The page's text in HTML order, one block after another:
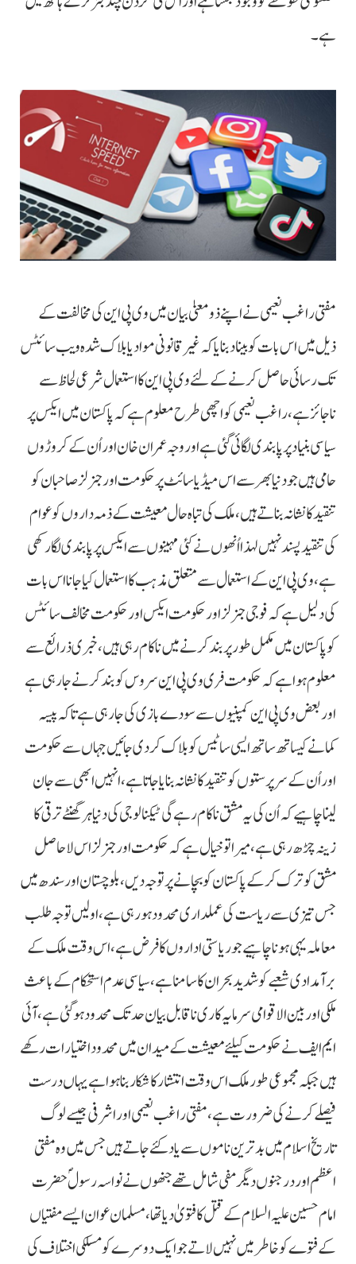
ہے۔
مفتی راغب نعیمی نے اپنے ذو معنیٰ بیان میں وی پی این کی مخالفت کے
ذیل میں اس بات کو بیناد بنایا کہ غیرقانونی مواد یا بلاک شدہ ویب سائٹس
تک رسائی حاصل کرنے کے لئے وی پی این کا استعمال شرعی لحاظ سے
ناجائز ہے، راغب نعیمی کو اچھی طرح معلوم ہے کہ پاکستان میں ایکس پر
سیاسی بنیاد پر پابندی لگائی گئی ہے اور وجہ عمران خان اور اُن کے کروڑوں
حامی ہیں جو دنیا بھر سے اس میڈیا سائٹ پر حکومت اور جنرلز صاحبان کو
تنقید کا نشانہ بناتے ہیں، ملک کی تباہ حال معیشت کے ذمہ داروں کو عوام
کی تنقید پسند نہیں لہذا اُنھوں نے کئی مہینوں سے ایکس پر پابندی لگا رکھی
ہے، وی پی این کے استعمال سے متعلق مذہب کا استعمال کیا جانا اس بات
کی دلیل ہے کہ فوجی جنرلز اور حکومت ایکس اور حکومت مخالف سائٹس
کو پاکستان میں مکمل طور پر بند کرنے میں ناکام رہی ہیں، خبری ذرائع سے
معلوم ہوا ہے کہ حکومت فری وی پی این سروس کو بند کرنے جارہی ہے
اور بعض وی پی این کمپنیوں سے سودے بازی کی جارہی ہے تاکہ پیسہ
کمانے کیساتھ ساتھ ایسی ساٹیس کو بلاک کردی جائیں جہاں سے حکومت
اور اُن کے سرپرستوں کو تنقید کا نشانہ بنایا جاتا ہے، انہیں ابھی سے جان
لینا چاہیے کہ اُن کی یہ مشق ناکام رہے گی ٹیکنالوجی کی دنیا ہر گھنٹے ترقی کا
زینہ چڑھ رہی ہے، میرا تو خیال ہے کہ حکومت اور جنرلز اس لاحاصل
مشق کو ترک کرکے پاکستان کو بچانے پر توجہ دیں، بلوچستان اور سندھ میں
جس تیزی سے ریاست کی عملداری محدود ہورہی ہے، اولیں توجہ طلب
معاملہ یہی ہونا چاہیے جو ریاستی اداروں کا فرض ہے، اس وقت ملک کے
برآمدادی شعبے کو شدید بحران کا سامنا ہے، سیاسی عدم استحکام کے باعث
ملکی اور بین الاقوامی سرمایہ کاری ناقابل بیان حد تک محدود ہوگئی ہے، آئی
ایم ایف نے حکومت کیلئے معیشت کے میدان میں محدود اختیارات رکھے
ہیں جبکہ مجموعی طور ملک اس وقت انتشار کا شکار بنا ہوا ہے یہاں درست
فیصلے کرنے کی ضرورت ہے، مفتی راغب نعیمی اور اشرفی جیسے لوگ
تاریخ اسلام میں بدترین ناموں سے یاد کئے جاتے ہیں جس میں وہ مفتی
اعظم اور درجنوں دیگر مفی شامل تھے جنھوں نے نواسہ رسولؐ حضرت
امام حسین علیہ السلام کے قتل کا فتویٰ دیا تھا، مسلمان عوان ایسے مفتیاں
کے فتوے کو خاطر میں نہیں لاتے جو ایک دوسرے کو مسلکی اختلاف کی